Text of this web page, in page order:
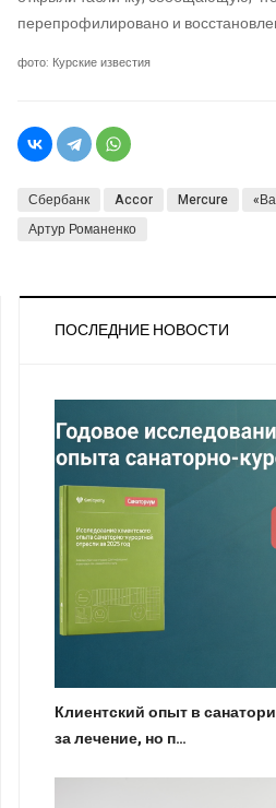
перепрофилировано и
фото: Курские известия
Сбербанк Accor Mercure
Артур Романенко
ПОСЛЕДНИЕ НОВОСТИ
Клиентский опыт в
за лечение, но п…